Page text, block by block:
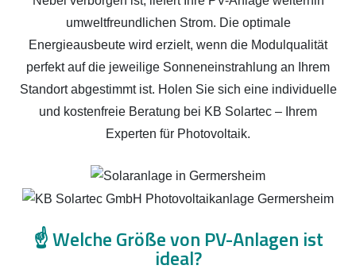
umweltfreundlichen Strom. Die optimale
Energieausbeute wird erzielt, wenn die Modulqualität
perfekt auf die jeweilige Sonneneinstrahlung an Ihrem
Standort abgestimmt ist. Holen Sie sich eine individuelle
und kostenfreie Beratung bei KB Solartec – Ihrem
Experten für Photovoltaik.
☝️Welche Größe von PV-Anlagen ist
ideal?